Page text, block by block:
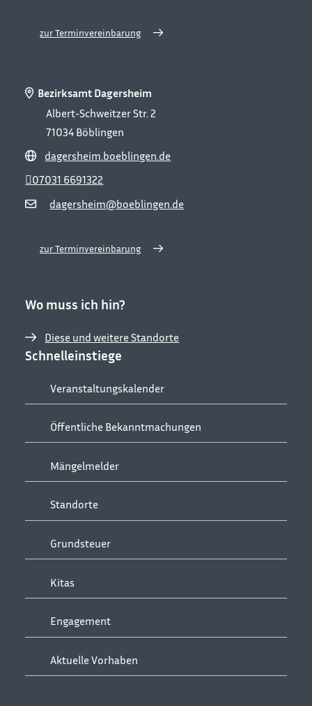
zur Terminvereinbarung
Bezirksamt Dagersheim
Albert-Schweitzer Str. 2
71034 Böblingen
dagersheim.boeblingen.de
dagersheim@boeblingen.de
07031 6691322
zur Terminvereinbarung
Wo muss ich hin?
Diese und weitere Standorte
Schnelleinstiege
Veranstaltungskalender
Öffentliche Bekanntmachungen
Mängelmelder
Standorte
Grundsteuer
Kitas
Engagement
Aktuelle Vorhaben